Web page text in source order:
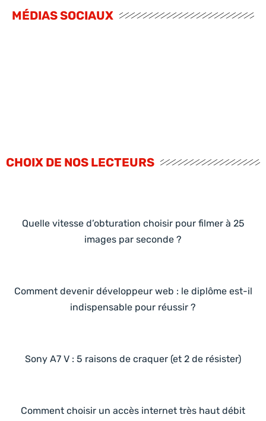
MÉDIAS SOCIAUX
CHOIX DE NOS LECTEURS
Quelle vitesse d’obturation choisir pour filmer à 25
images par seconde ?
Comment devenir développeur web : le diplôme est-il
indispensable pour réussir ?
Sony A7 V : 5 raisons de craquer (et 2 de résister)
Comment choisir un accès internet très haut débit